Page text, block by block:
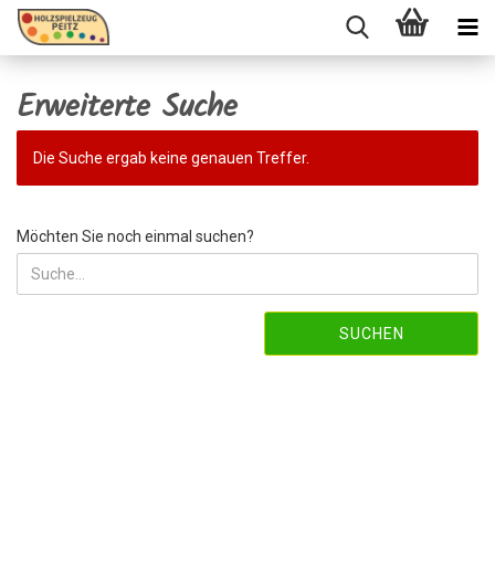
Erweiterte Suche
Die Suche ergab keine genauen Treffer.
MÖCHTEN
SIE
NOCH
Möchten Sie noch einmal suchen?
SUCHEN